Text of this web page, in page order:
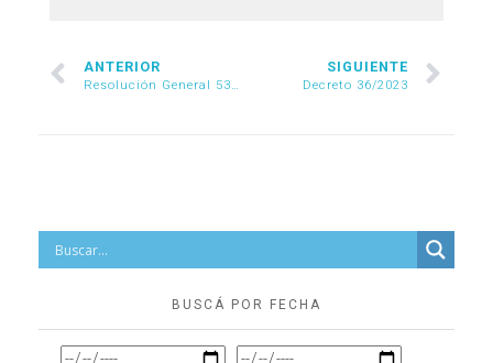
ANTERIOR
Resolución General 5318/2023
SIGUIENTE
Decreto 36/2023
BUSCÁ POR FECHA